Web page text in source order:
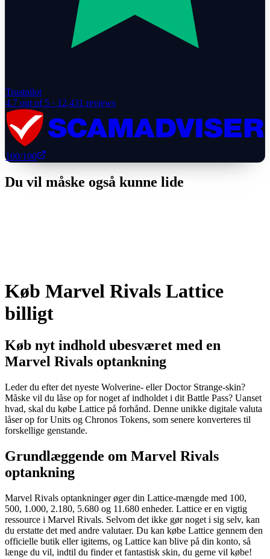
Trustpilot
4.7 out of 5 · 12,431 reviews
100/100
Du vil måske også kunne lide
Køb Marvel Rivals Lattice
billigt
Køb nyt indhold ubesværet med en
Marvel Rivals optankning
Leder du efter det nyeste Wolverine- eller Doctor Strange-skin?
Måske vil du låse op for noget af indholdet i dit Battle Pass? Uanset
hvad, skal du købe Lattice på forhånd. Denne unikke digitale valuta
låser op for Units og Chronos Tokens, som senere konverteres til
forskellige genstande.
Grundlæggende om Marvel Rivals
optankning
Marvel Rivals optankninger øger din Lattice-mængde med 100,
500, 1.000, 2.180, 5.680 og 11.680 enheder. Lattice er en vigtig
ressource i Marvel Rivals. Selvom det ikke gør noget i sig selv, kan
du erstatte det med andre valutaer. Du kan købe Lattice gennem den
officielle butik eller igitems, og Lattice kan blive på din konto, så
længe du vil, indtil du finder et fantastisk skin, du gerne vil købe!